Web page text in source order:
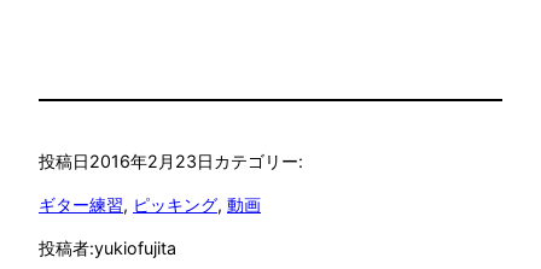
投稿日2016年2月23日カテゴリー:
ギター練習, ピッキング, 動画
投稿者:yukiofujita